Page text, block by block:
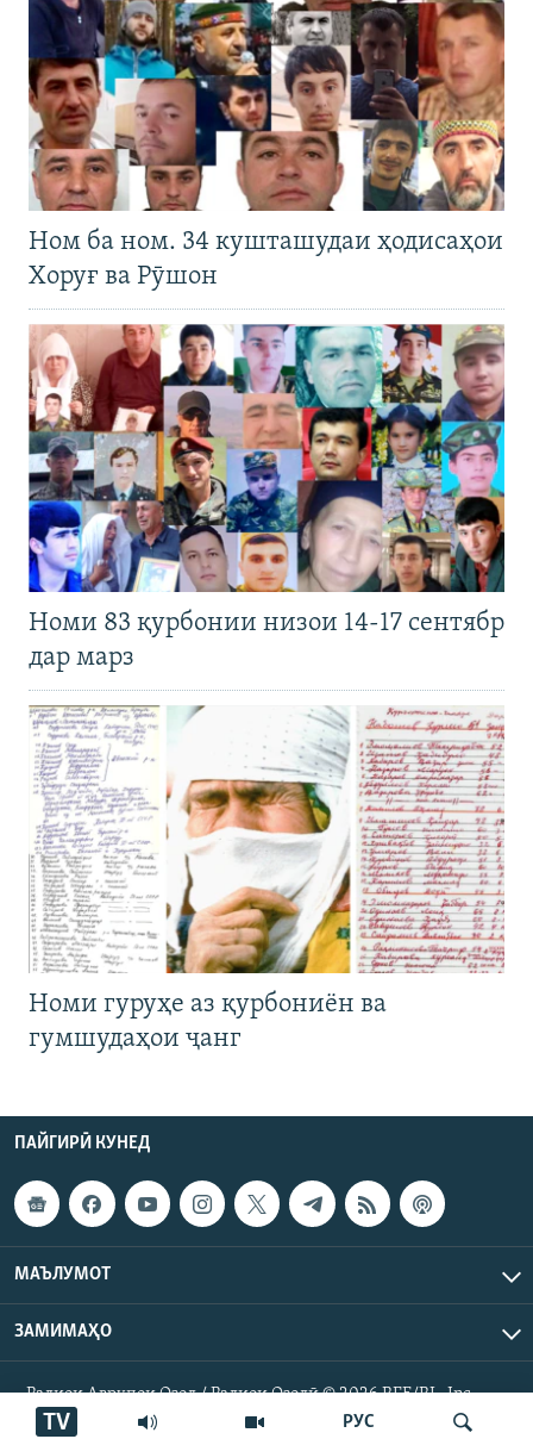
РУС
TV
Ном ба ном. 34 кушташудаи ҳодисаҳои
Хоруғ ва Рӯшон
Номи 83 қурбонии низои 14-17 сентябр
дар марз
Номи гуруҳе аз қурбониён ва
гумшудаҳои ҷанг
ПАЙГИРӢ КУНЕД
МАЪЛУМОТ
ЗАМИМАҲО
Радиои Аврупои Озод / Радиои Озодӣ © 2026 RFE/RL. Inc.
Ҳамаи ҳуқуқ маҳфуз аст.